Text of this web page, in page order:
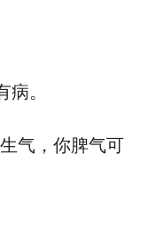
。
气，你脾气可